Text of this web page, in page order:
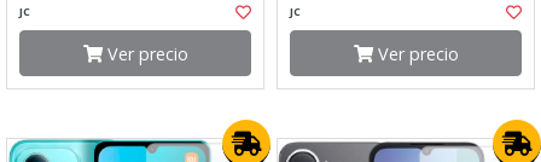
JC
Ver precio
JC
Ver precio